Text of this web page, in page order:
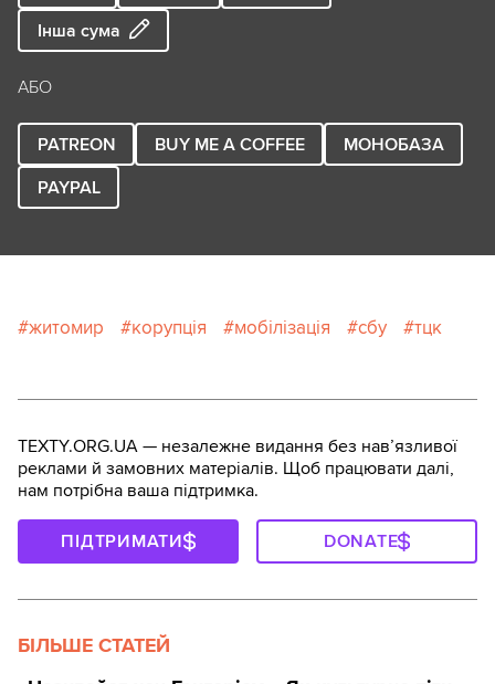
Інша сума
АБО
PATREON BUY ME A COFFEE
МОНОБАЗА
PAYPAL
житомир корупція мобілізація сбу тцк
TEXTY.ORG.UA — незалежне видання без навʼязливої
реклами й замовних матеріалів. Щоб працювати далі,
нам потрібна ваша підтримка.
ПІДТРИМАТИ DONATE
БІЛЬШЕ СТАТЕЙ